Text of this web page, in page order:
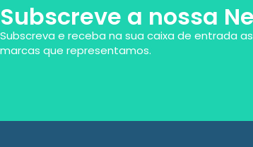
Subscreve a nossa
Subscreva e receba na sua caixa de entrada
marcas que representamos.